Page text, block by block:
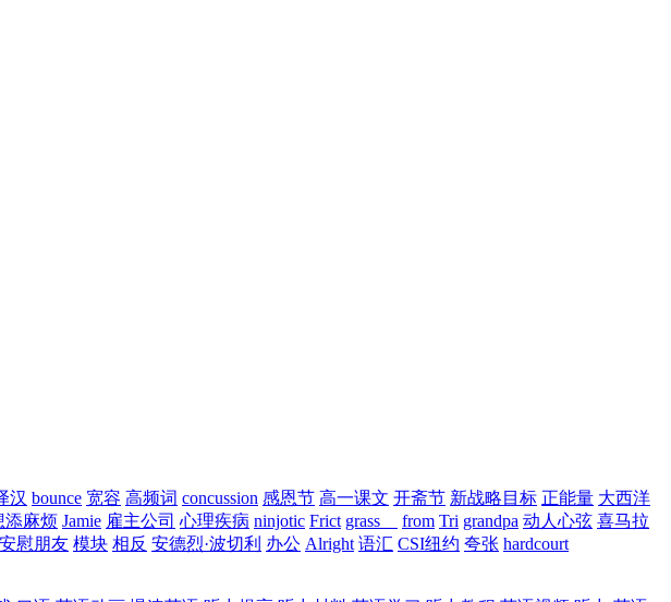
汉 bounce 宽容 高频词 concussion 感恩节 高一课文 开斋节 新战略目标 正能量 大西洋
添麻烦 Jamie 雇主公司 心理疾病 ninjotic Frict grass from Tri grandpa 动人心弦 喜马拉
安慰朋友 模块 相反 安德烈·波切利 办公 Alright 语汇 CSI纽约 夸张 hardcourt